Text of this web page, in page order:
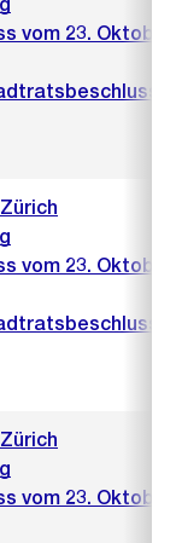
vom 23. Oktober
vom 23. Oktober
vom 23. Oktober